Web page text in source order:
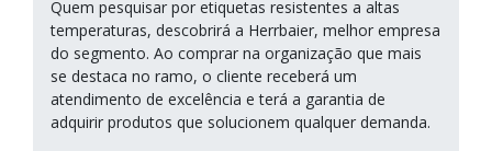
Quem pesquisar por etiquetas resistentes a altas
temperaturas, descobrirá a Herrbaier, melhor empresa
do segmento. Ao comprar na organização que mais
se destaca no ramo, o cliente receberá um
atendimento de excelência e terá a garantia de
adquirir produtos que solucionem qualquer demanda.